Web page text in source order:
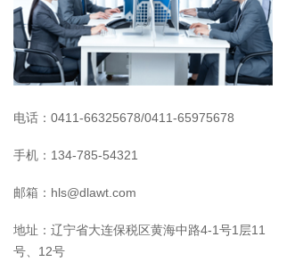
电话：0411-66325678/0411-65975678
手机：134-785-54321
邮箱：hls@dlawt.com
地址：辽宁省大连保税区黄海中路4-1号1层11
号、12号